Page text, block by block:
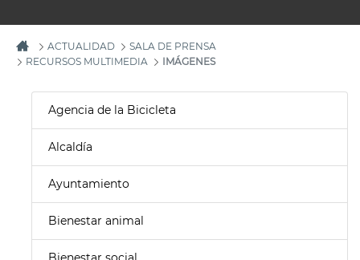
ACTUALIDAD
SALA DE PRENSA
RECURSOS MULTIMEDIA
IMÁGENES
Agencia de la Bicicleta
Alcaldía
Ayuntamiento
Bienestar animal